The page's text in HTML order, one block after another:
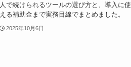
人で続けられるツールの選び方と、導入に使
える補助金まで実務目線でまとめました。
2025年10月6日